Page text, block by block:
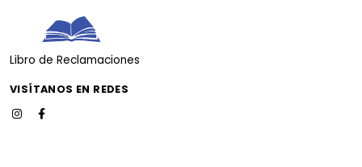
Libro de Reclamaciones
VISÍTANOS EN REDES